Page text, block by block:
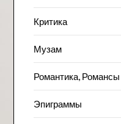
Критика
Музам
Романтика, Романсы
Эпиграммы